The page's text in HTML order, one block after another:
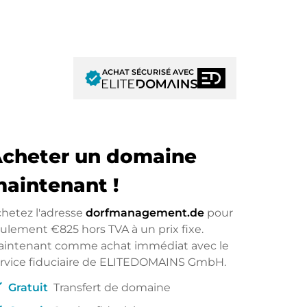
verifiedACHAT SÉCURISÉ AVEC
un domaine
!
l'adressedorfmanagement.de pour
€825 hors TVA à un prix fixe.
comme achat immédiat avec le
fiduciaire de ELITEDOMAINS GmbH.
Gratuit Transfert de domaine